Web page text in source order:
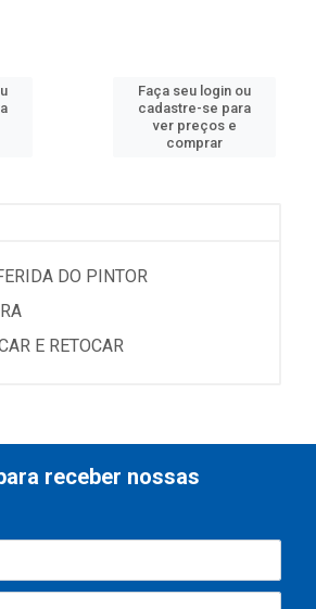
Faça seu login ou
cadastre-se para
ver preços e
comprar
DO PINTOR
E RETOCAR
receber nossas